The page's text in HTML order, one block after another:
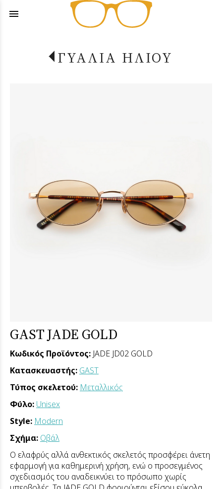
menu
ΓΥΑΛΙΑ ΗΛΙΟΥ
GAST JADE GOLD
Κωδικός Προϊόντος: JADE JD02 GOLD
Κατασκευαστής: GAST
Τύπος σκελετού: Μεταλλικός
Φύλο: Unisex
Style: Modern
Σχήμα: Οβάλ
Ο ελαφρύς αλλά ανθεκτικός σκελετός προσφέρει άνετη
εφαρμογή για καθημερινή χρήση, ενώ ο προσεγμένος
σχεδιασμός του αναδεικνύει το πρόσωπο χωρίς